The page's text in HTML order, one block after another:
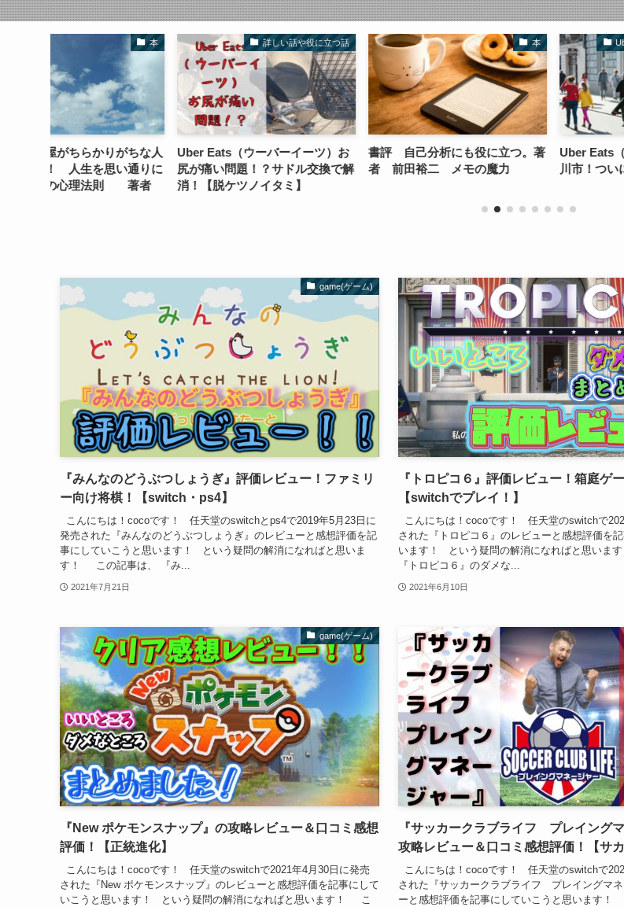
詳しい話や役に立つ話
Uber Eats（ウーバーイーツ）お
尻が痛い問題！？サドル交換で解
消！【脱ケツノイタミ】
本
書評 自己分析にも役に立つ。著
者 前田裕二 メモの魔力
Uber Eats（ウーバーイーツ）
Uber Eats（ウーバーイーツ）立
川市！ついにエリアが拡大！
game(ゲーム)
『みんなのどうぶつしょうぎ』評価レビュー！ファミリ
ー向け将棋！【switch・ps4】
こんにちは！cocoです！ 任天堂のswitchとps4で2019年5月23日に
発売された『みんなのどうぶつしょうぎ』のレビューと感想評価を記
事にしていこうと思います！ という疑問の解消になればと思いま
す！ この記事は、 『み...
2021年7月21日
『トロピコ６』評価レビュー！箱庭ゲ
【switchでプレイ！】
こんにちは！cocoです！ 任天堂のswitchで
された『トロピコ６』のレビューと感想評価を
います！ という疑問の解消になればと思いま
『トロピコ６』のダメな...
2021年6月10日
game(ゲーム)
『New ポケモンスナップ』の攻略レビュー＆口コミ感想
評価！【正統進化】
こんにちは！cocoです！ 任天堂のswitchで2021年4月30日に発売
された『New ポケモンスナップ』のレビューと感想評価を記事にして
いこうと思います！ という疑問の解消になればと思います！ こ
『サッカークラブライフ プレイング
攻略レビュー＆口コミ感想評価！【サ
こんにちは！cocoです！ 任天堂のswitchで
された『サッカークラブライフ プレイングマネ
ーと感想評価を記事にしていこうと思います！